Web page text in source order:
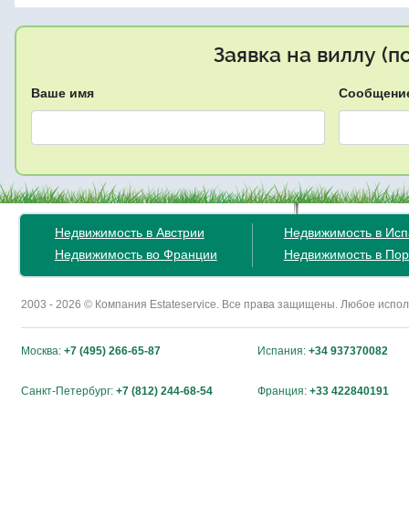
Заявка на виллу
Ваше имя
Недвижимость в Австрии
Недвижимость во Франции
Недвижимость в
Недвижимость в
2003 - 2026 © Компания Estateservice. Все права защищены. Любое
Москва: +7 (495) 266-65-87 Испания: +34 937370082
Санкт-Петербург: +7 (812) 244-68-54 Франция: +33 422840191